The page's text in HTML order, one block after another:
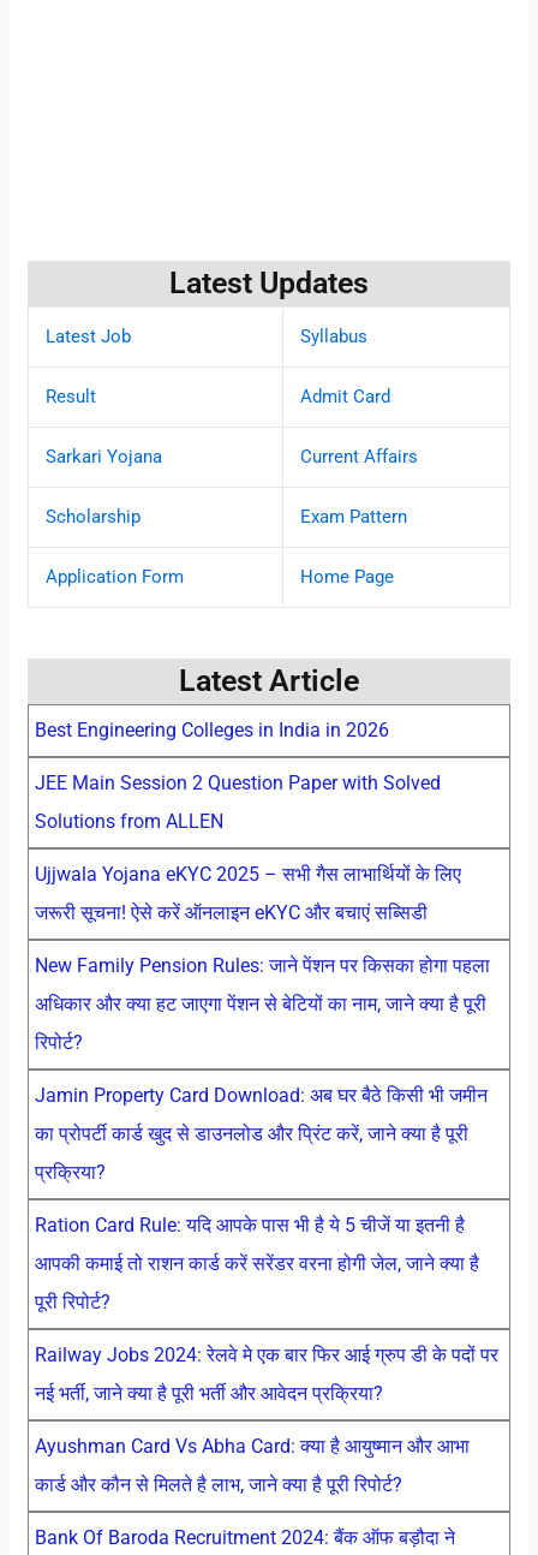
Latest Updates
Latest Job Syllabus
Result Admit Card
Sarkari Yojana Current Affairs
Scholarship Exam Pattern
Application Form Home Page
Latest Article
Best Engineering Colleges in India in 2026
JEE Main Session 2 Question Paper with Solved
Solutions from ALLEN
Ujjwala Yojana eKYC 2025 – सभी गैस लाभार्थियों के लिए
जरूरी सूचना! ऐसे करें ऑनलाइन eKYC और बचाएं सब्सिडी
New Family Pension Rules: जाने पेंशन पर किसका होगा पहला
अधिकार और क्या हट जाएगा पेंशन से बेटियों का नाम, जाने क्या है पूरी
रिपोर्ट?
Jamin Property Card Download: अब घर बैठे किसी भी जमीन
का प्रोपर्टी कार्ड खुद से डाउनलोड और प्रिंट करें, जाने क्या है पूरी
प्रक्रिया?
Ration Card Rule: यदि आपके पास भी है ये 5 चीजें या इतनी है
आपकी कमाई तो राशन कार्ड करें सरेंडर वरना होगी जेल, जाने क्या है
पूरी रिपोर्ट?
Railway Jobs 2024: रेलवे मे एक बार फिर आई ग्रुप डी के पदों पर
नई भर्ती, जाने क्या है पूरी भर्ती और आवेदन प्रक्रिया?
Ayushman Card Vs Abha Card: क्या है आयुष्मान और आभा
कार्ड और कौन से मिलते है लाभ, जाने क्या है पूरी रिपोर्ट?
Bank Of Baroda Recruitment 2024: बैंक ऑफ बड़ौदा ने